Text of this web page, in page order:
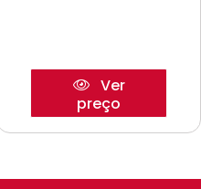
Ver
preço